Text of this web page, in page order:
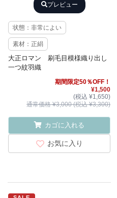
プレビュー
状態：非常によい
素材：正絹
大正ロマン 刷毛目模様織り出し
一つ紋羽織
期間限定50％OFF！
¥1,500
(税込 ¥1,650)
通常価格 ¥3,000 (税込 ¥3,300)
カゴに入れる
お気に入り